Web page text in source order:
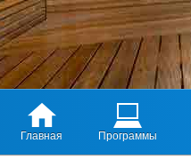
Главная Программы